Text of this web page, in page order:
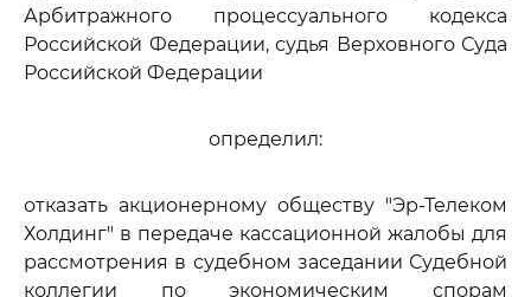
Арбитражного процессуального кодекса
Российской Федерации, судья Верховного Суда
Российской Федерации
определил:
отказать акционерному обществу "Эр-Телеком
Холдинг" в передаче кассационной жалобы для
рассмотрения в судебном заседании Судебной
коллегии по экономическим спорам